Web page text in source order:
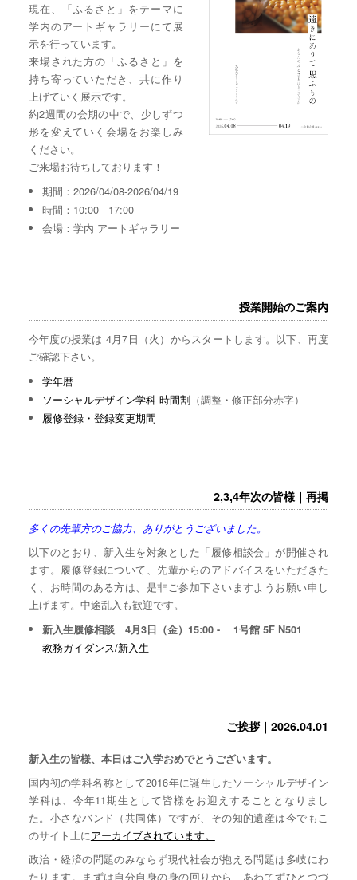
現在、「ふるさと」をテーマに
学内のアートギャラリーにて展
示を行っています。
来場された方の「ふるさと」を
持ち寄っていただき、共に作り
上げていく展示です。
約2週間の会期の中で、少しずつ
形を変えていく会場をお楽しみ
ください。
ご来場お待ちしております！
期間：2026/04/08-2026/04/19
時間：10:00 - 17:00
会場：学内 アートギャラリー
授業開始のご案内
今年度の授業は 4月7日（火）からスタートします。以下、再度
ご確認下さい。
学年暦
ソーシャルデザイン学科 時間割 （調整・修正部分赤字）
履修登録・登録変更期間
2,3,4年次の皆様｜再掲
多くの先輩方のご協力、ありがとうございました。
以下のとおり、新入生を対象とした「履修相談会」が開催され
ます。履修登録について、先輩からのアドバイスをいただきた
く、お時間のある方は、是非ご参加下さいますようお願い申し
上げます。中途乱入も歓迎です。
新入生履修相談 4月3日（金）15:00 - 1号館 5F N501
教務ガイダンス/新入生
ご挨拶｜2026.04.01
新入生の皆様、本日はご入学おめでとうございます。
国内初の学科名称として2016年に誕生したソーシャルデザイン
学科は、今年11期生として皆様をお迎えすることとなりまし
た。小さなバンド（共同体）ですが、その知的遺産は今でもこ
のサイト上にアーカイブされています。
政治・経済の問題のみならず現代社会が抱える問題は多岐にわ
たります。まずは自分自身の身の回りから、あわてずひとつづ